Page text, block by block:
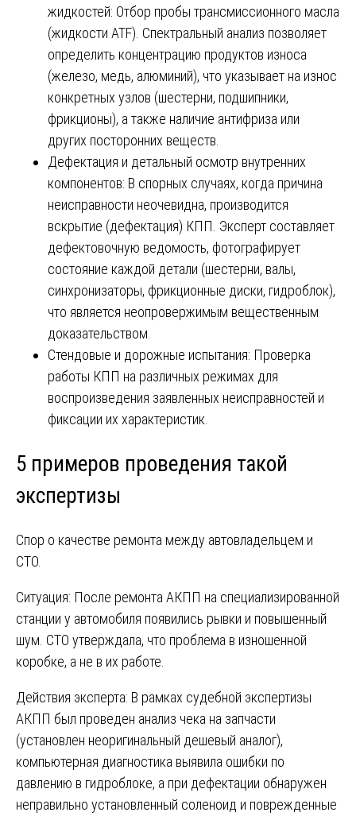
жидкостей: Отбор пробы трансмиссионного масла
(жидкости ATF). Спектральный анализ позволяет
определить концентрацию продуктов износа
(железо, медь, алюминий), что указывает на износ
конкретных узлов (шестерни, подшипники,
фрикционы), а также наличие антифриза или
других посторонних веществ.
Дефектация и детальный осмотр внутренних
компонентов: В спорных случаях, когда причина
неисправности неочевидна, производится
вскрытие (дефектация) КПП. Эксперт составляет
дефектовочную ведомость, фотографирует
состояние каждой детали (шестерни, валы,
синхронизаторы, фрикционные диски, гидроблок),
что является неопровержимым вещественным
доказательством.
Стендовые и дорожные испытания: Проверка
работы КПП на различных режимах для
воспроизведения заявленных неисправностей и
фиксации их характеристик.
5 примеров проведения такой
экспертизы
Спор о качестве ремонта между автовладельцем и
СТО.
Ситуация: После ремонта АКПП на специализированной
станции у автомобиля появились рывки и повышенный
шум. СТО утверждала, что проблема в изношенной
коробке, а не в их работе.
Действия эксперта: В рамках судебной экспертизы
АКПП был проведен анализ чека на запчасти
(установлен неоригинальный дешевый аналог),
компьютерная диагностика выявила ошибки по
давлению в гидроблоке, а при дефектации обнаружен
неправильно установленный соленоид и поврежденные